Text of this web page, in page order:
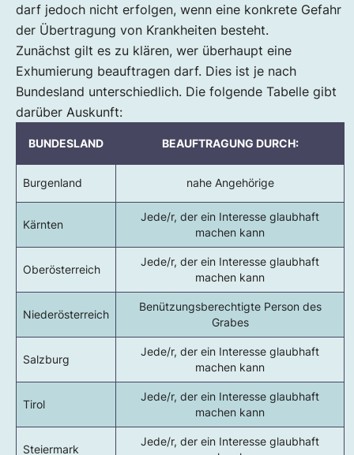
darf jedoch nicht erfolgen, wenn eine konkrete Gefahr
der Übertragung von Krankheiten besteht.
Zunächst gilt es zu klären, wer überhaupt eine
Exhumierung beauftragen darf. Dies ist je nach
Bundesland unterschiedlich. Die folgende Tabelle gibt
darüber Auskunft:
BUNDESLAND BEAUFTRAGUNG DURCH:
Burgenland nahe Angehörige
Kärnten
Jede/r, der ein Interesse glaubhaft
machen kann
Oberösterreich
Jede/r, der ein Interesse glaubhaft
machen kann
Niederösterreich
Benützungsberechtigte Person des
Grabes
Salzburg
Jede/r, der ein Interesse glaubhaft
machen kann
Tirol
Jede/r, der ein Interesse glaubhaft
machen kann
Steiermark
Jede/r, der ein Interesse glaubhaft